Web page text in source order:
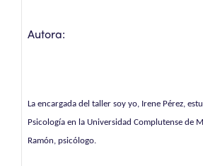
Autora:
La encargada del taller soy yo, Irene Pérez,
Psicología en la Universidad Complutense de
Ramón, psicólogo.